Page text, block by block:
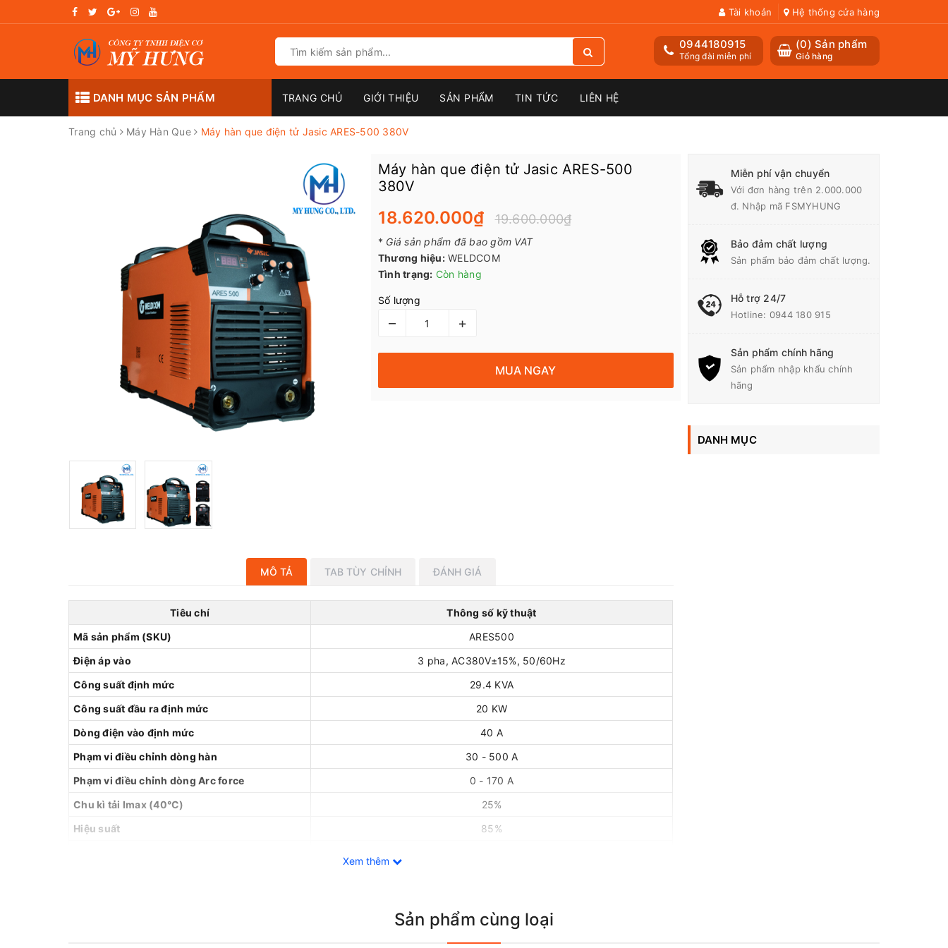
Tài khoản Hệ thống cửa hàng
(0) Sản phẩm
Giỏ hàng
0944180915
Tổng đài miễn phí
DANH MỤC SẢN PHẨM TRANG CHỦ GIỚI THIỆU SẢN PHẨM TIN TỨC LIÊN HỆ
Trang chủ Máy Hàn Que Máy hàn que điện tử Jasic ARES-500 380V
Máy hàn que điện tử Jasic ARES-500
380V
18.620.000₫ 19.600.000₫
* Giá sản phẩm đã bao gồm VAT
Thương hiệu: WELDCOM
Tình trạng: Còn hàng
Số lượng
– +
MUA NGAY
MÔ TẢ TAB TÙY CHỈNH ĐÁNH GIÁ
Tiêu chí
Thông số kỹ thuật
Mã sản phẩm (SKU)
ARES500
Điện áp vào
3 pha, AC380V±15%, 50/60Hz
Công suất định mức
29.4 KVA
Công suất đầu ra định mức
20 KW
Dòng điện vào định mức
40 A
Phạm vi điều chỉnh dòng hàn
30 - 500 A
Phạm vi điều chỉnh dòng Arc force
0 - 170 A
Chu kì tải Imax (40°C)
25%
Hiệu suất
85%
2.5 - 5.0 mm
Xem thêm
Miễn phí vận chuyển
Với đơn hàng trên 2.000.000
đ. Nhập mã FSMYHUNG
Bảo đảm chất lượng
Sản phẩm bảo đảm chất lượng.
Hỗ trợ 24/7
Hotline: 0944 180 915
Sản phẩm chính hãng
Sản phẩm nhập khẩu chính
hãng
DANH MỤC
Sản phẩm cùng loại